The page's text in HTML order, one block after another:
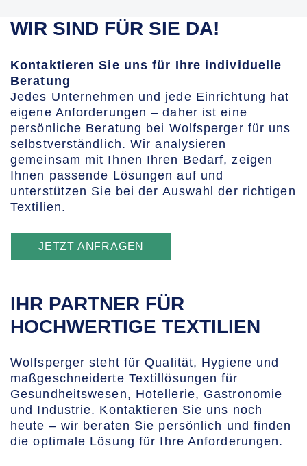
WIR SIND FÜR SIE DA!
Kontaktieren Sie uns für Ihre individuelle
Beratung
Jedes Unternehmen und jede Einrichtung hat
eigene Anforderungen – daher ist eine
persönliche Beratung bei Wolfsperger für uns
selbstverständlich. Wir analysieren
gemeinsam mit Ihnen Ihren Bedarf, zeigen
Ihnen passende Lösungen auf und
unterstützen Sie bei der Auswahl der richtigen
Textilien.
JETZT ANFRAGEN
IHR PARTNER FÜR
HOCHWERTIGE TEXTILIEN
Wolfsperger steht für Qualität, Hygiene und
maßgeschneiderte Textillösungen für
Gesundheitswesen, Hotellerie, Gastronomie
und Industrie. Kontaktieren Sie uns noch
heute – wir beraten Sie persönlich und finden
die optimale Lösung für Ihre Anforderungen.